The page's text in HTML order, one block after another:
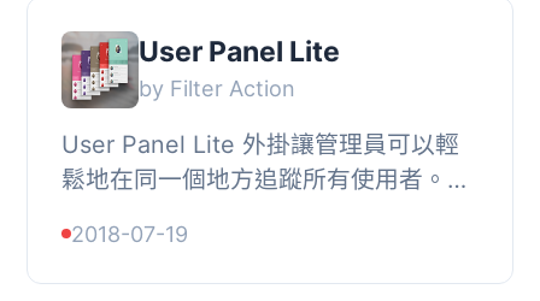
User Panel Lite
by Filter Action
User Panel Lite 外掛讓管理員可以輕
鬆地在同一個地方追蹤所有使用者。
理介面所建立的。, 文件及支援, 您可以
在 filtera...
2018-07-19